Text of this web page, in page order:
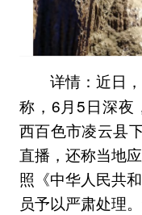
详情：近日
称，6月5日深夜
西百色市凌云县
直播，还称当地
照《中华人民共
员予以严肃处理